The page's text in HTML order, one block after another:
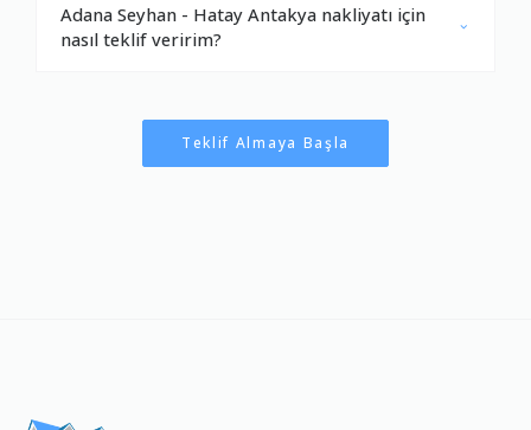
Adana Seyhan - Hatay Antakya nakliyatı için
nasıl teklif veririm?
Teklif Almaya Başla